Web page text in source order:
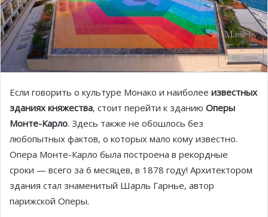
Если говорить о культуре Монако и наиболее известных
зданиях княжества, стоит перейти к зданию Оперы
Монте-Карло. Здесь также не обошлось без
любопытных фактов, о которых мало кому известно.
Опера Монте-Карло была построена в рекордные
сроки — всего за 6 месяцев, в 1878 году! Архитектором
здания стал знаменитый Шарль Гарнье, автор
парижской Оперы.